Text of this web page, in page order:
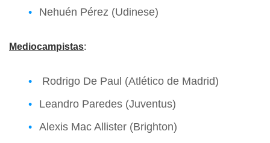
Nehuén Pérez (Udinese)
Mediocampistas:
Rodrigo De Paul (Atlético de Madrid)
Leandro Paredes (Juventus)
Alexis Mac Allister (Brighton)